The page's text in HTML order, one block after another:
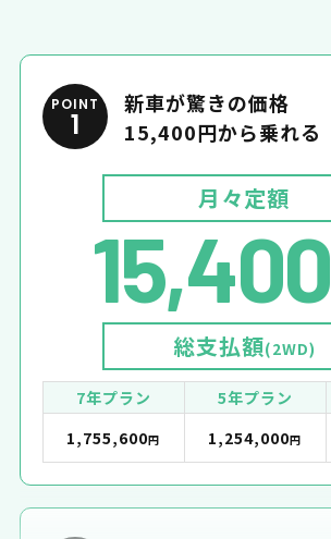
POINT
1
新車が驚きの価格
15,400円から乗れる
月々定額
15,400
総支払額(2WD)
7年プラン 5年プラン
1,755,600円 1,254,000円